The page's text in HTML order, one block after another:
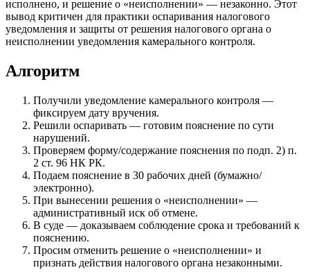
исполнено, и решение о «неисполнении» — незаконно. Этот
вывод критичен для практики оспаривания налогового
уведомления и защиты от решения налогового органа о
неисполнении уведомления камерального контроля.
Алгоритм
Получили уведомление камерального контроля —
фиксируем дату вручения.
Решили оспаривать — готовим пояснение по сути
нарушений.
Проверяем форму/содержание пояснения по подп. 2) п.
2 ст. 96 НК РК.
Подаем пояснение в 30 рабочих дней (бумажно/
электронно).
При вынесении решения о «неисполнении» —
административный иск об отмене.
В суде — доказываем соблюдение срока и требований к
пояснению.
Просим отменить решение о «неисполнении» и
признать действия налогового органа незаконными.